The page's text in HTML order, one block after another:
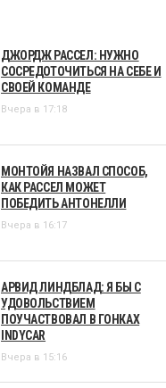
ДЖОРДЖ РАССЕЛ: НУЖНО
СОСРЕДОТОЧИТЬСЯ НА СЕБЕ И
СВОЕЙ КОМАНДЕ
Вчера в 17:18
МОНТОЙЯ НАЗВАЛ СПОСОБ,
КАК РАССЕЛ МОЖЕТ
ПОБЕДИТЬ АНТОНЕЛЛИ
Вчера в 16:17
АРВИД ЛИНДБЛАД: Я БЫ С
УДОВОЛЬСТВИЕМ
ПОУЧАСТВОВАЛ В ГОНКАХ
INDYCAR
Вчера в 15:16